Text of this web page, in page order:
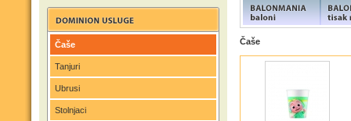
Čaše
Tanjuri
Ubrusi
Stolnjaci
Čaše